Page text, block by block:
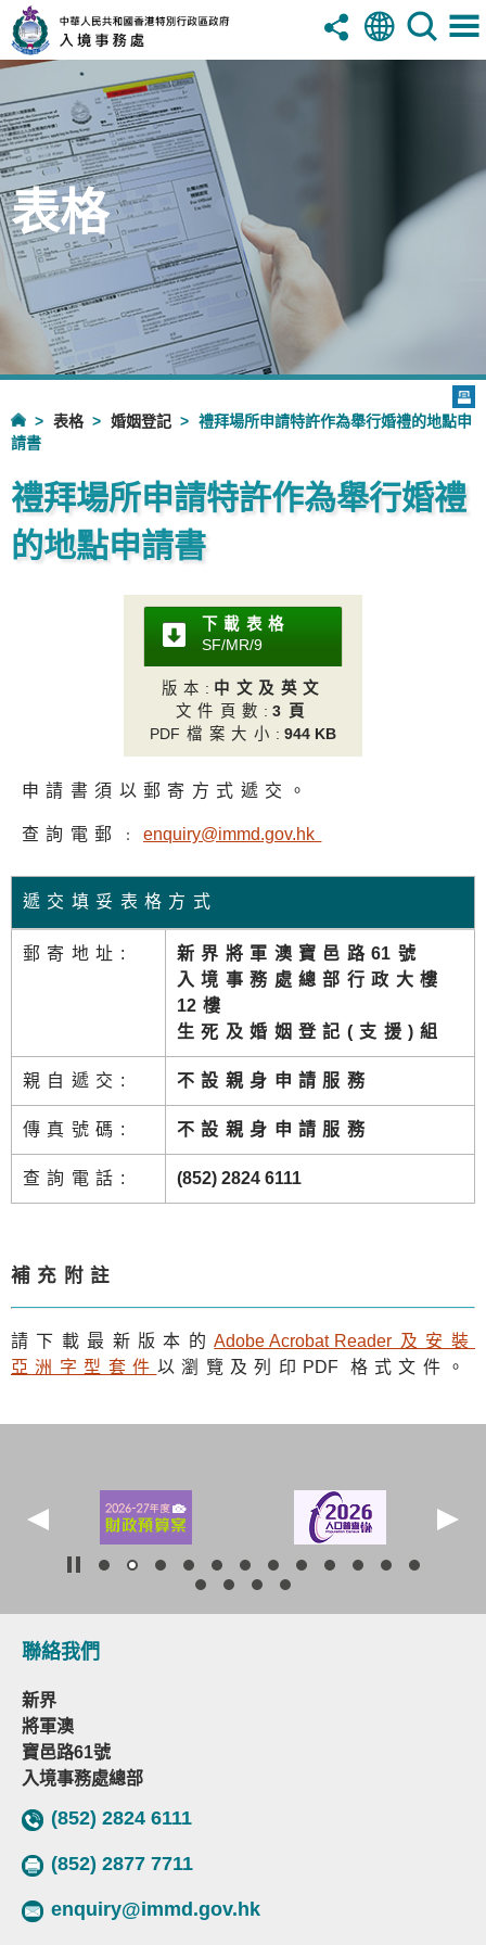
表格
表格 婚姻登記
禮拜場所申請特許作為舉行婚禮的地點申
請書
禮拜場所申請特許作為舉行婚禮
的地點申請書
下載表格
SF/MR/9
版本 : 中文及英文
文件頁數 :3頁
PDF檔案大小 : 944 KB
申請書須以郵寄方式遞交。
查詢電郵﹕ enquiry@immd.gov.hk
遞交填妥表格方式
郵寄地址: 新界將軍澳寶邑路61號
入境事務處總部行政大樓
12樓
生死及婚姻登記(支援)組
親自遞交: 不設親身申請服務
傳真號碼: 不設親身申請服務
查詢電話: (852) 2824 6111
補充附註
請下載最新版本的Adobe Acrobat Reader及安裝
亞洲字型套件 以瀏覽及列印 PDF 格式文件。
聯絡我們
新界
將軍澳
寶邑路61號
入境事務處總部
(852) 2824 6111
(852) 2877 7711
enquiry@immd.gov.hk